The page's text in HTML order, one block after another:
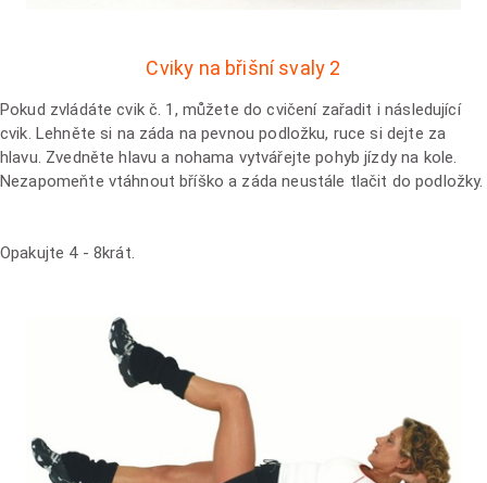
Cviky na břišní svaly 2
Pokud zvládáte cvik č. 1, můžete do cvičení zařadit i následující
cvik. Lehněte si na záda na pevnou podložku, ruce si dejte za
hlavu. Zvedněte hlavu a nohama vytvářejte pohyb jízdy na kole.
Nezapomeňte vtáhnout bříško a záda neustále tlačit do podložky.
Opakujte 4 - 8krát.